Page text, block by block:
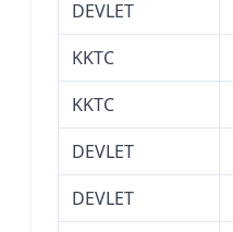
DEVLET
KKTC
KKTC
DEVLET
DEVLET